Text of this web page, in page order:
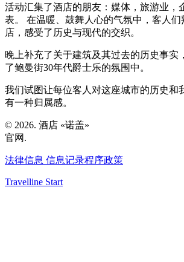
活动汇集了酒店的朋友：媒体，旅游业，
表。 在温暖、鼓舞人心的气氛中，客人
店，感受了历史与现代的交织。
晚上补充了关于建筑及其过去的历史事实
了鲍曼街30年代爵士乐的氛围中。
我们试图让每位客人对这座城市的历史和
有一种归属感。
© 2026. 酒店 «诺盖»
官网.
法律信息 信息记录程序政策
Travelline Start